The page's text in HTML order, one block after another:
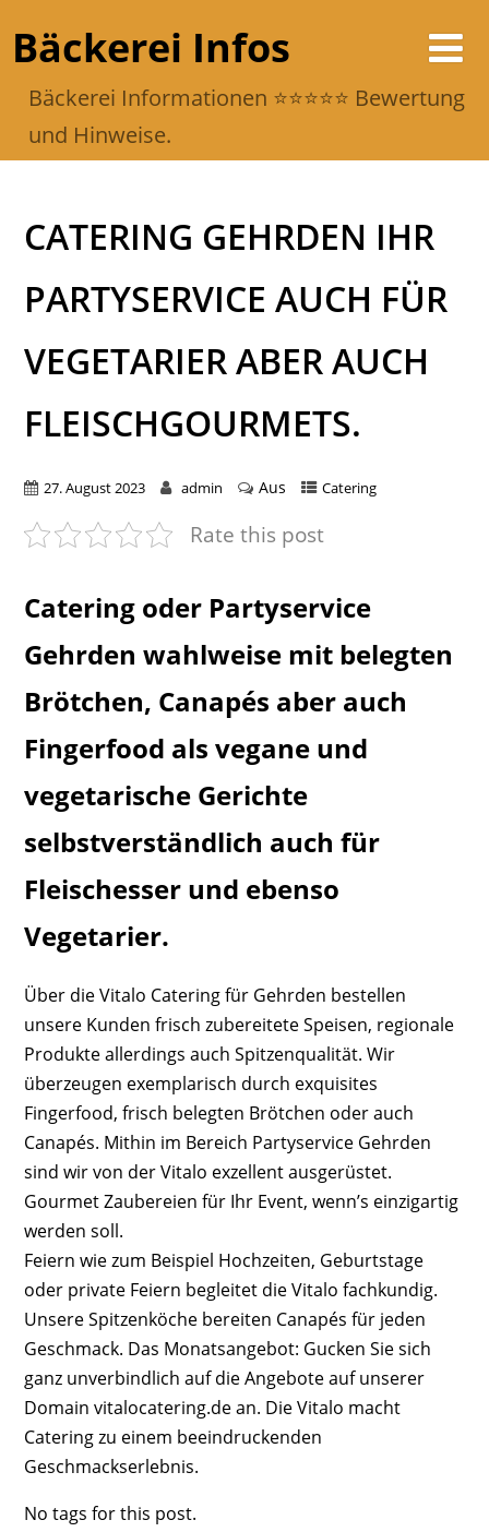
Bäckerei Infos
Bäckerei Informationen ⭐️⭐️⭐️⭐️⭐️ Bewertung
und Hinweise.
CATERING GEHRDEN IHR
PARTYSERVICE AUCH FÜR
VEGETARIER ABER AUCH
FLEISCHGOURMETS.
27. August 2023 admin Aus Catering
Rate this post
Catering oder Partyservice
Gehrden wahlweise mit belegten
Brötchen, Canapés aber auch
Fingerfood als vegane und
vegetarische Gerichte
selbstverständlich auch für
Fleischesser und ebenso
Vegetarier.
Über die Vitalo Catering für Gehrden bestellen
unsere Kunden frisch zubereitete Speisen, regionale
Produkte allerdings auch Spitzenqualität. Wir
überzeugen exemplarisch durch exquisites
Fingerfood, frisch belegten Brötchen oder auch
Canapés. Mithin im Bereich Partyservice Gehrden
sind wir von der Vitalo exzellent ausgerüstet.
Gourmet Zaubereien für Ihr Event, wenn’s einzigartig
werden soll.
Feiern wie zum Beispiel Hochzeiten, Geburtstage
oder private Feiern begleitet die Vitalo fachkundig.
Unsere Spitzenköche bereiten Canapés für jeden
Geschmack. Das Monatsangebot: Gucken Sie sich
ganz unverbindlich auf die Angebote auf unserer
Domain vitalocatering.de an. Die Vitalo macht
Catering zu einem beeindruckenden
Geschmackserlebnis.
No tags for this post.